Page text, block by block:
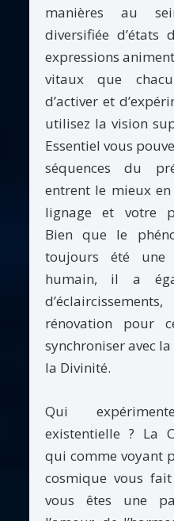
manières au
diversifiée d’états
expressions
vitaux que
d’activer et
utilisez la vision
Essentiel vous
séquences du
entrent le mieux en
lignage et votre
Bien que le
toujours été une
humain, il a
rénovation pour
synchroniser avec
la Divinité.
Qui
existentielle ? La
qui comme voyant
cosmique vous
vous êtes une